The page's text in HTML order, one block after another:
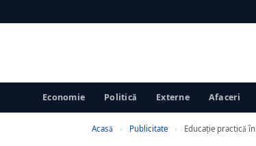
Economie Politică Externe Afaceri
Acasă › Publicitate › Educație practică